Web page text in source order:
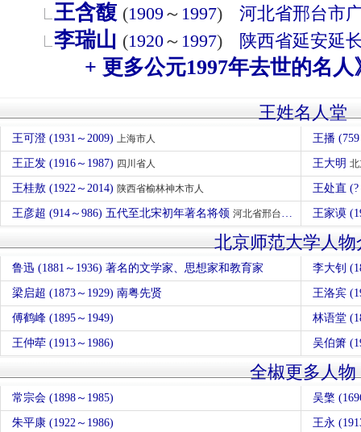
王含馥 (1909 ～ 1997) 河北省邢台市
李瑞山 (1920～ 1997) 陕西省延安延
+ 更多公元1997年去世的名人
王姓名人堂
王可澄 (1931～2009) 上海市人 王播
王正发 (1916～1987) 四川省人 王大明
王桂敖 (1922～2014) 陕西省榆林神木市人 王处直
王彦超 (914～986) 五代至北宋初年著名将领 河北省邢台市临西县人 王家谟
北京师范大学人物
鲁迅 (1881～1936) 著名的文学家、思想家和教育家 李大钊
梁启超 (1873～1929) 南粤先贤 王洛宾
傅鹤峰 (1895～1949) 林语堂
王仲荦 (1913～1986) 吴伯箫
全椒更多人物
常宗会 (1898～1985) 吴檠
朱平康 (1922～1986) 王永